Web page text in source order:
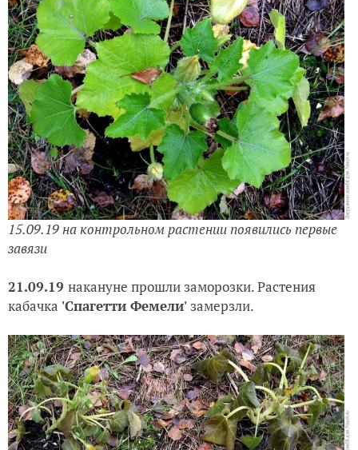
15.09.19 на контрольном растении появились первые
завязи
21.09.19 накануне прошли заморозки. Растения
кабачка 'Спагетти Фемели' замерзли.